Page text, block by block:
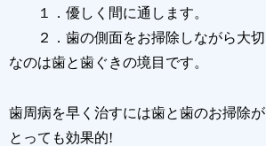
１．優しく間に通します。
２．歯の側面をお掃除しながら大切
なのは歯と歯ぐきの境目です。
歯周病を早く治すには歯と歯のお掃除が
とっても効果的!